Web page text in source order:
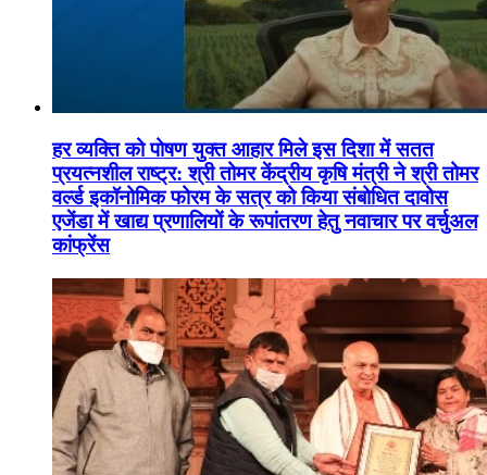
हर व्यक्ति को पोषण युक्त आहार मिले इस दिशा में सतत
प्रयत्नशील राष्ट्र: श्री तोमर केंद्रीय कृषि मंत्री ने श्री तोमर
वर्ल्ड इकॉनोमिक फोरम के सत्र को किया संबोधित दावोस
एजेंडा में खाद्य प्रणालियों के रूपांतरण हेतु नवाचार पर वर्चुअल
कांफ्रेंस